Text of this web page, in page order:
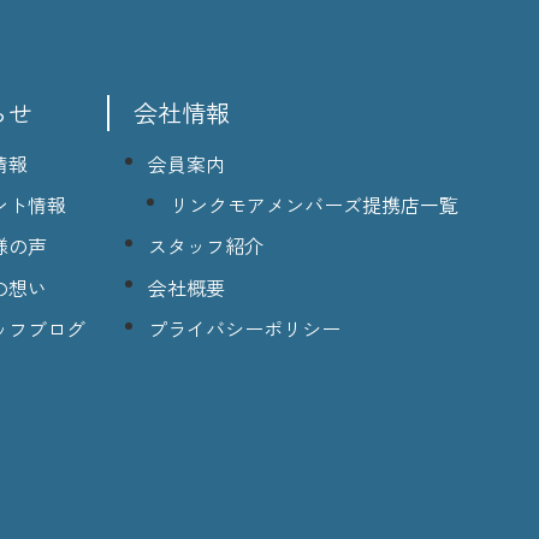
せ
報
ト情報
の声
想い
フブログ
会社情報
会員案内
リンクモアメンバーズ提携店一覧
スタッフ紹介
会社概要
プライバシーポリシー